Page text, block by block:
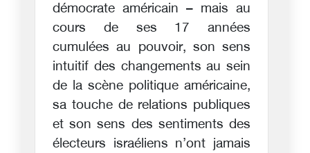
démocrate américain – mais au
cours de ses 17 années
cumulées au pouvoir, son sens
intuitif des changements au sein
de la scène politique américaine,
sa touche de relations publiques
et son sens des sentiments des
électeurs israéliens n’ont jamais